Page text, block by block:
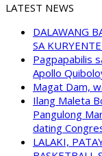
LATEST NEWS
DALAWANG
SA
Pagpapabilis
Apollo
Magat Dam,
Ilang Maleta
Pangulong
dating
LALAKI,